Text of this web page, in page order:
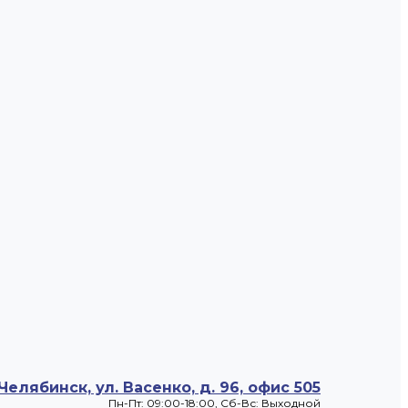
ул. Васенко, д. 96, офис 505
Пн-Пт: 09:00-18:00, Cб-Вс: Выходной